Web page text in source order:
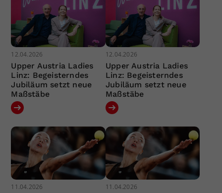
12.04.2026
Upper Austria Ladies
Linz: Begeisterndes
Jubiläum setzt neue
Maßstäbe
12.04.2026
Upper Austria Ladies
Linz: Begeisterndes
Jubiläum setzt neue
Maßstäbe
11.04.2026 11.04.2026